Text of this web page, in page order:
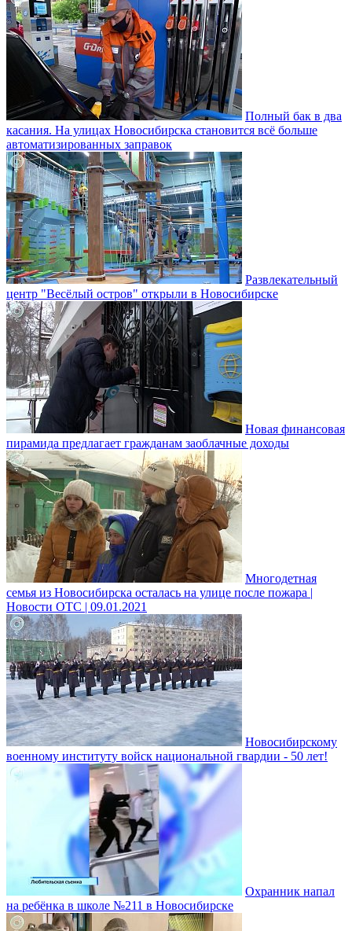
Полный бак в два
касания. На улицах Новосибирска становится всё больше
автоматизированных заправок
Развлекательный
центр "Весёлый остров" открыли в Новосибирске
Новая финансовая
пирамида предлагает гражданам заоблачные доходы
Многодетная
семья из Новосибирска осталась на улице после пожара |
Новости ОТС | 09.01.2021
Новосибирскому
военному институту войск национальной гвардии - 50 лет!
Охранник напал
на ребёнка в школе №211 в Новосибирске